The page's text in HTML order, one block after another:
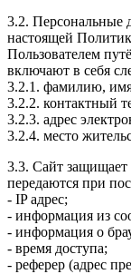
3.2. Персональные
настоящей
Пользователем
включают в себя
3.2.1. фамилию,
3.2.2. контактный
3.2.3. адрес
3.2.4. место
3.3. Сайт защищает
передаются при
- IP адрес;
- информация из
- информация о
- время доступа;
- реферер (адрес